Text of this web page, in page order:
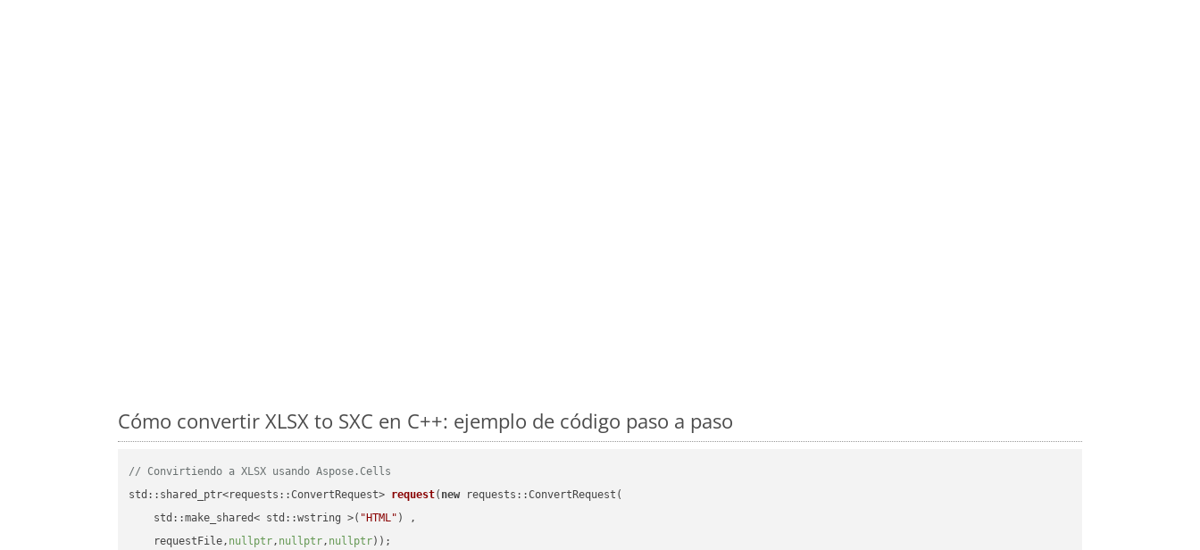
Cómo convertir XLSX to SXC en C++: ejemplo de código paso a paso
// Convirtiendo a XLSX usando Aspose.Cells
std::shared_ptr<requests::ConvertRequest> request( new requests::ConvertRequest(
    std::make_shared< std::wstring >(
"HTML" ) ,
    requestFile,
nullptr, nullptr, nullptr))